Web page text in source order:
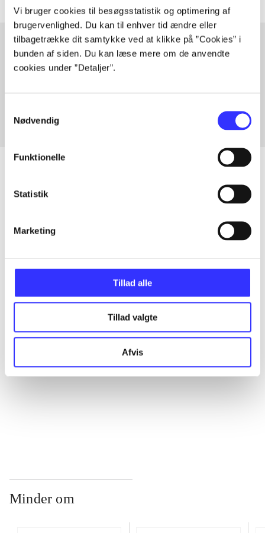
Vi bruger cookies til besøgsstatistik og optimering af
brugervenlighed. Du kan til enhver tid ændre eller
tilbagetrække dit samtykke ved at klikke på ”Cookies” i
bunden af siden. Du kan læse mere om de anvendte
cookies under ”Detaljer”.
Nødvendig
Funktionelle
Statistik
Marketing
Tillad alle
Tillad valgte
Afvis
Artikler med samme emner
...
...
Minder om